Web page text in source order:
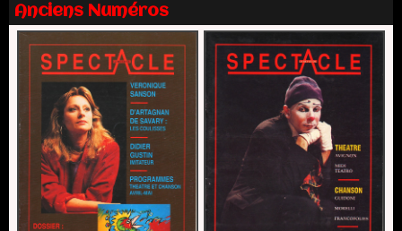
Nomination de Nathalie Garraud et Olivier Saccomano à la
direction du Théâtre de Gennevilliers - CDN
Dispositif SACD Auteurs d'espaces : les lauréats 2026
18/03/2026
Anciens Numéros